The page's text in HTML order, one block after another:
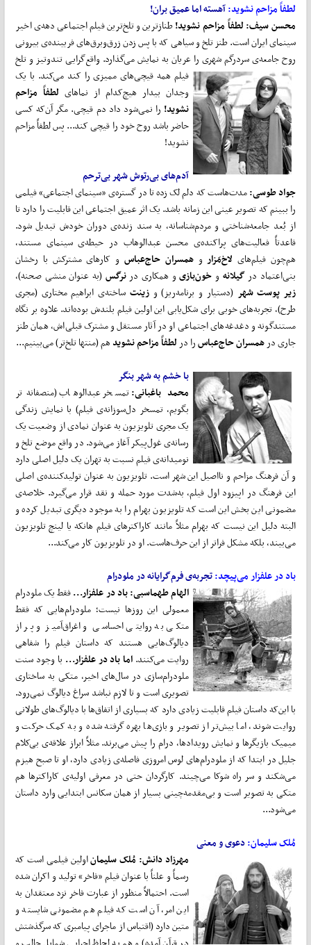
لطفاً مزاحم نشوید:آهسته اما عمیق بران!
محسن سیف:لطفاً مزاحم نشوید!طنازترین و تلخ‌ترین فیلم اجتماعی دهه‌ی اخیر
سینمای ایران است. طنز تلخ و سیاهی که با پس زدن زرق‌وبرق‌های فریبنده‌ی بیرونی
روح جامعه‌ی سردرگم شهری را عریان به نمایش می‌گذارد. واقع‌گرایی تندوتیز و تلخ
فیلم همه قیچی‌هایممیزی را کند می‌کند. با یک
وجدان بیدار هیچ‌کدام از نماهای لطفاً مزاحم
نشوید!را نمی‌شود داد دم قیچی. مگر آن‌که کسی
حاضر باشد روح خود را قیچی کند... پس لطفاً مزاحم
نشوید!
آدم‌های بی‌رتوش شهر بی‌ترحم
جواد طوسی:مدت‌هاست که دلم لک زده تا در گستره‌ی «سینمای اجتماعی» فیلمی
را ببینم که تصویر عینی این زمانه باشد. یک اثر عمیق اجتماعی این قابلیت را دارد تا
از بُعد جامعه‌شناختی و مردم‌شناسانه، به سند زنده‌ی دوران خودش تبدیل شود.
قاعدتاً فعالیت‌های پراکنده‌ی محسن عبدالوهاب در حیطه‌ی سینمای مستند،
هم‌چون فیلم‌های لاخ‌مَزارو همسران حاج‌عباسو کارهای مشترکش با رخشان
بنی‌اعتماد در گیلانهو خون‌بازیو همکاری در نرگس(به عنوان منشی صحنه)،
زیر پوست شهر(دستیار و برنامه‌ریز) و زینتساخته‌ی ابراهیم مختاری (مجری
طرح)، تجربه‌های خوبی برای شکل‌یابی این اولین فیلم بلندش بوده‌اند. علاوه بر نگاه
مستندگونه و دغدغه‌های اجتماعی او در آثار مستقل و مشترک قبلی‌اش، ‌همان طنز
جاری در همسران حاج‌عباسرا در لطفاً مزاحم نشویدهم (منتها تلخ‌تر) می‌بینیم...
با خشم به شهر بنگر
محمد باغبانی:تمسخر عبدالوهاب (منصفانه‌تر
بگویم، تمسخر دل‌سوزانه‌ی فیلم) با نمایش زندگی
یک مجری تلویزیون به عنوان نمادی از وضعیت یک
رسانه‌ی غول‌پیکر آغاز می‌شود. در واقع موضع تلخ و
نومیدانه‌ی فیلم نسبت به تهران یک دلیل اصلی دارد
و آن فرهنگ مزاحم و نااصیل این شهر است. تلویزیون به عنوان تولیدکننده‌ی اصلی
این فرهنگ در اپیزود اول فیلم، به‌شدت مورد حمله و نقد قرار می‌گیرد. خلاصه‌ی
مضمونی این بخش این است که تلویزیون بهرام را به موجود دیگری تبدیل کرده و
البته دلیل این نیست که بهرام مثلاً مانند کاراکترهای فیلم هانکه یا لینچ تلویزیون
می‌بیند، بلکه مشکل فراتر از این حرف‌هاست. او در تلویزیون کار می‌کند...
باد در علفزار می‌پیچد:تجربه‌ی فرم‌گرایانه در ملودرام
الهام طهماسبی: باد در علفزار...فقط یک ملودرام
معمولی این روزها نیست؛ ملودرام‌هایی که فقط
متکی به روایتی احساسی و اغراق‌آمیز و پر از
دیالوگ‌هایی هستند که داستان فیلم را شفاهی
روایت می‌کنند.اما باد در علفزار...با وجود سنت
ملودرام‌سازی در سال‌های اخیر، متکی به ساختاری
تصویری است و تا لازم نباشد سراغ دیالوگ نمی‌رود.
با این‌که داستان فیلم قابلیت زیادی دارد که بسیاری از اتفاق‌ها با دیالوگ‌های طولانی
روایت شوند، اما بیش‌تر از تصویر و بازی‌ها بهره گرفته شده و به کمک حرکت و
میمیک بازیگرها و نمایش رویدادها، درام را پیش می‌برند. مثلاً ابراز علاقه‌ی بی‌کلام
جلیل در ابتدا که از ملودرام‌های لوس امروزی فاصله‌ی زیادی دارد، او تا صبح هیزم
می‌شکند و سر راه شوکا می‌چیند. کارگردان حتی در معرفی اولیه‌ی کاراکترها هم
متکی به تصویر است و بی‌‌مقدمه‌چینی بسیار از همان سکانس ابتدایی وارد داستان
می‌شود...
مُلک سلیمان:دعوی و معنی
مهرزاد دانش: مُلک سلیماناولین فیلمی است که
رسماً و علناً با عنوان فیلم «فاخر» تولید و اکران شده
است. احتمالاً منظور از عبارت فاخر نزد معتقدان به
این امر، آن است که فیلم هم مضمونی شایسته و
متین دارد (اقتباس از ماجرای پیامبری که سرگذشتش